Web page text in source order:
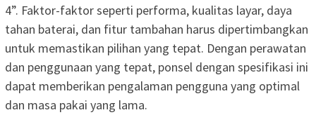
4”. Faktor-faktor seperti performa, kualitas layar, daya
tahan baterai, dan fitur tambahan harus dipertimbangkan
untuk memastikan pilihan yang tepat. Dengan perawatan
dan penggunaan yang tepat, ponsel dengan spesifikasi ini
dapat memberikan pengalaman pengguna yang optimal
dan masa pakai yang lama.